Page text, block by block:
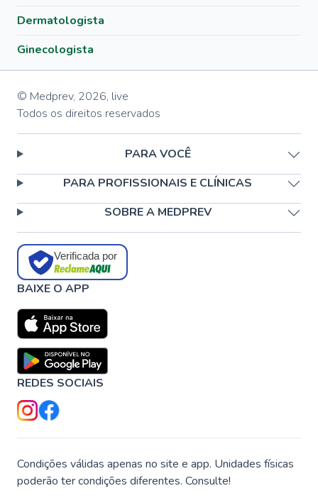
Dermatologista
Ginecologista
© Medprev, 2026, live
Todos os direitos reservados
PARA VOCÊ
PARA PROFISSIONAIS E CLÍNICAS
SOBRE A MEDPREV
Verificada por
BAIXE O APP
REDES SOCIAIS
Condições válidas apenas no site e app. Unidades físicas
poderão ter condições diferentes. Consulte!